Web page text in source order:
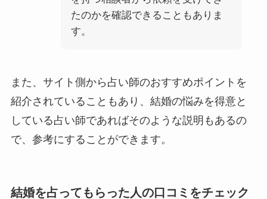
たのかを確認できることもありま
す。
また、サイト側から占い師のおすすめポイントを
紹介されていることもあり、結婚の悩みを得意と
している占い師であればそのような説明もあるの
で、参考にすることができます。
結婚を占ってもらった人の口コミをチェック